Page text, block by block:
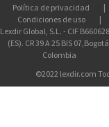
Política de privacidad
Condiciones de uso
Lexdir Global, S.L. - CIF
(ES). CR 39 A 25 BIS
Colombia
©2022 lexdir.com